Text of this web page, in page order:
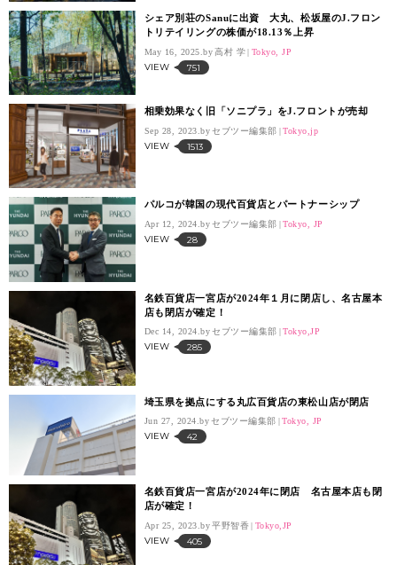
シェア別荘のSanuに出資 大丸、松坂屋のJ.フロン
トリテイリングの株価が18.13％上昇
May 16, 2025. 高村 学 Tokyo, JP
VIEW 751
相乗効果なく旧「ソニプラ」をJ.フロントが売却
Sep 28, 2023. セブツー編集部 Tokyo,jp
VIEW 1513
パルコが韓国の現代百貨店とパートナーシップ
Apr 12, 2024. セブツー編集部 Tokyo, JP
VIEW 28
名鉄百貨店一宮店が2024年１月に閉店し、名古屋本
店も閉店が確定！
Dec 14, 2024. セブツー編集部 Tokyo,JP
VIEW 285
埼玉県を拠点にする丸広百貨店の東松山店が閉店
Jun 27, 2024. セブツー編集部 Tokyo, JP
VIEW 42
名鉄百貨店一宮店が2024年に閉店 名古屋本店も閉
店が確定！
Apr 25, 2023. 平野智香 Tokyo,JP
VIEW 405